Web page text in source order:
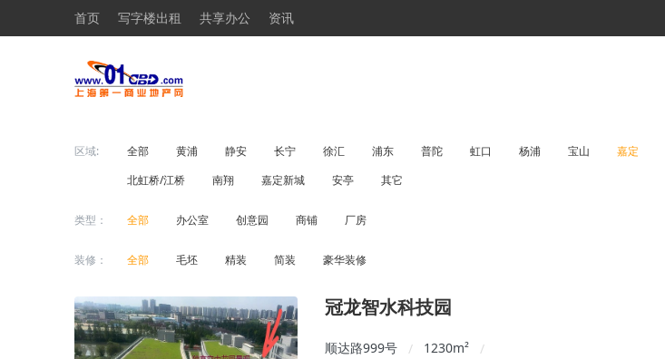
首页 写字楼出租 共享办公 资讯
区域: 全部 黄浦 静安 长宁 徐汇 浦东 普陀 虹口 杨浦 宝山 嘉定
北虹桥/江桥
南翔 嘉定新城 安亭 其它
类型： 全部 办公室 创意园 商铺 厂房
装修： 全部 毛坯 精装 简装 豪华装修
冠龙智水科技园
顺达路999号 / 1230m²
/